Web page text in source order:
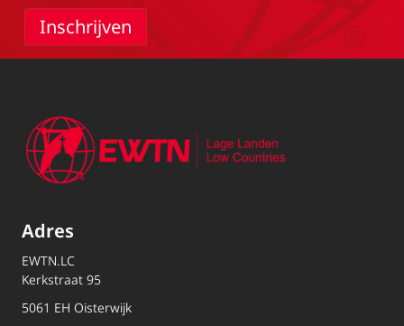
Adres
EWTN.LC
Kerkstraat 95
5061 EH Oisterwijk